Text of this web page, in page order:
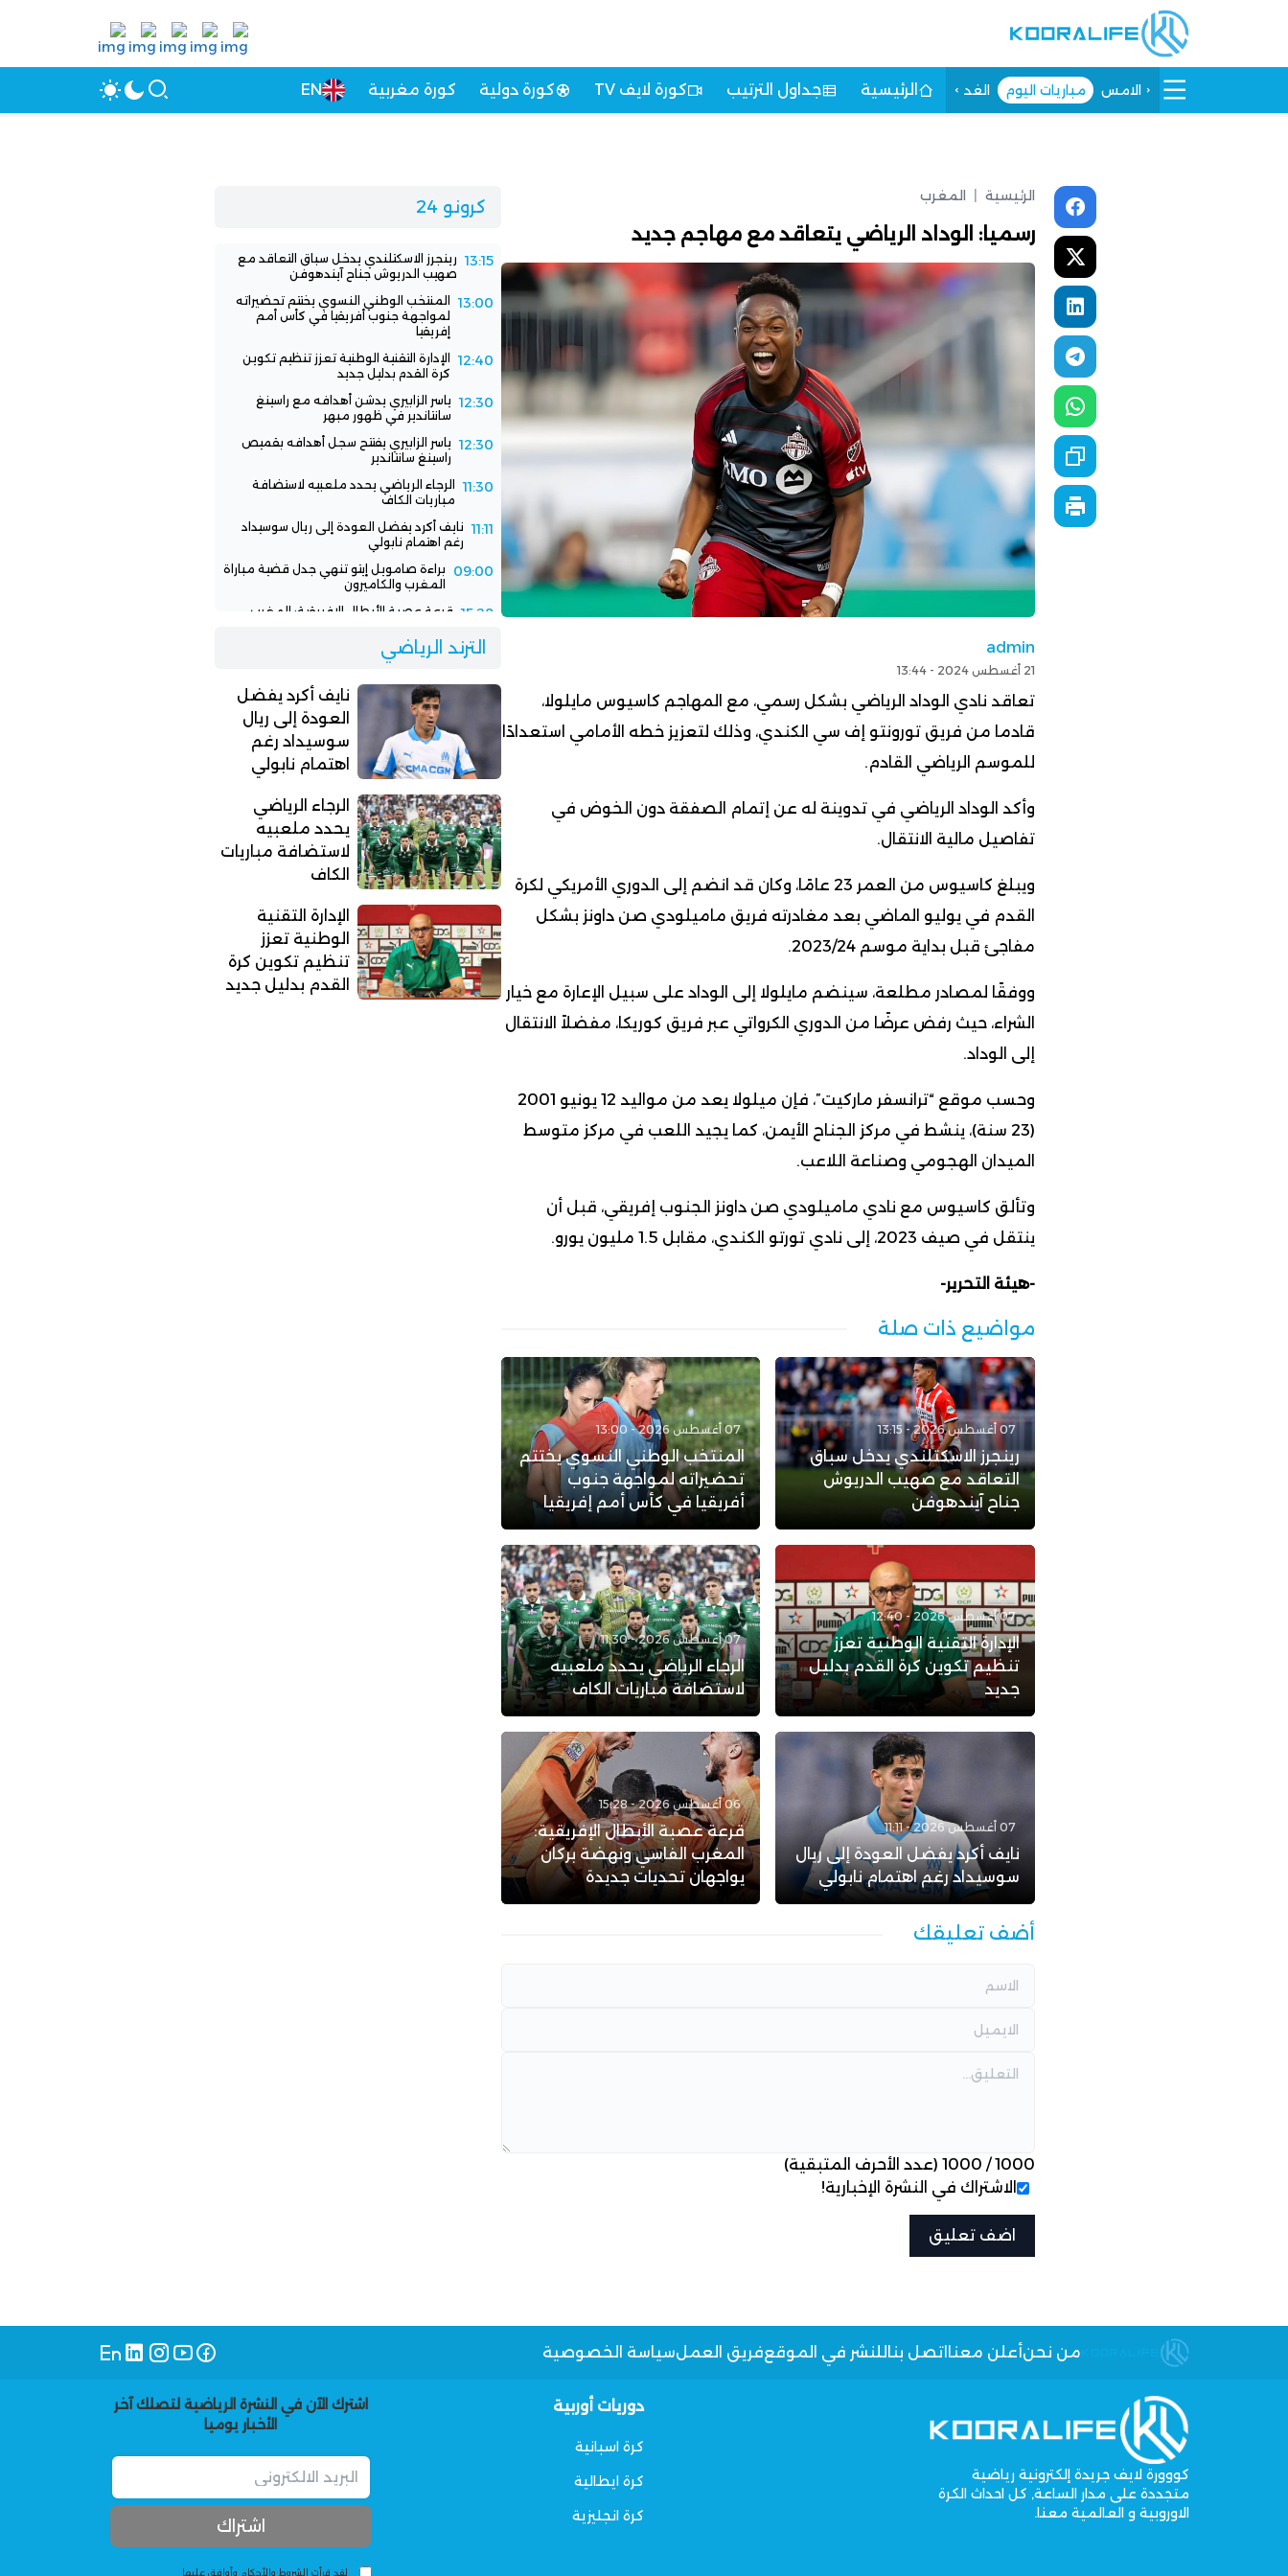
الامس مباريات اليوم الغد الرئيسية جداول الترتيب كورة لايف TV كورة دولية كورة مغربية EN
الرئيسية المغرب
رسميا: الوداد الرياضي يتعاقد مع مهاجم جديد
admin
21 أغسطس 2024 - 13:44
تعاقد نادي الوداد الرياضي بشكل رسمي، مع المهاجم كاسيوس مايلولا،
قادما من فريق تورونتو إف سي الكندي، وذلك لتعزيز خطه الأمامي استعدادًا
للموسم الرياضي القادم.
وأكد الوداد الرياضي في تدوينة له عن إتمام الصفقة دون الخوض في
تفاصيل مالية الانتقال.
ويبلغ كاسيوس من العمر 23 عامًا، وكان قد انضم إلى الدوري الأمريكي لكرة
القدم في يوليو الماضي بعد مغادرته فريق ماميلودي صن داونز بشكل
مفاجئ قبل بداية موسم 2023/24.
ووفقًا لمصادر مطلعة، سينضم مايلولا إلى الوداد على سبيل الإعارة مع خيار
الشراء، حيث رفض عرضًا من الدوري الكرواتي عبر فريق كوريكا، مفضلاً الانتقال
إلى الوداد.
وحسب موقع “ترانسفر ماركيت”، فإن ميلولا يعد من مواليد 12 يونيو 2001
(23 سنة)، ينشط في مركز الجناح الأيمن، كما يجيد اللعب في مركز متوسط
الميدان الهجومي وصناعة اللاعب.
وتألق كاسيوس مع نادي ماميلودي صن داونز الجنوب إفريقي، قبل أن
ينتقل في صيف 2023، إلى نادي تورتو الكندي، مقابل 1.5 مليون يورو.
-هيئة التحرير-
مواضيع ذات صلة
07 أغسطس 2026 - 13:15
رينجرز الاسكتلندي يدخل سباق
التعاقد مع صهيب الدريوش
جناح آيندهوفن
07 أغسطس 2026 - 13:00
المنتخب الوطني النسوي يختتم
تحضيراته لمواجهة جنوب
أفريقيا في كأس أمم إفريقيا
07 أغسطس 2026 - 12:40
الإدارة التقنية الوطنية تعزز
تنظيم تكوين كرة القدم بدليل
جديد
07 أغسطس 2026 - 11:30
الرجاء الرياضي يحدد ملعبيه
لاستضافة مباريات الكاف
07 أغسطس 2026 - 11:11
نايف أكرد يفضل العودة إلى ريال
سوسيداد رغم اهتمام نابولي
06 أغسطس 2026 - 15:28
قرعة عصبة الأبطال الإفريقية:
المغرب الفاسي ونهضة بركان
يواجهان تحديات جديدة
أضف تعليقك
1000
/
1000 (عدد الأحرف المتبقية)
الاشتراك في النشرة الإخبارية!
كرونو 24
13:15 رينجرز الاسكتلندي يدخل سباق التعاقد مع
صهيب الدريوش جناح آيندهوفن
13:00
المنتخب الوطني النسوي يختتم تحضيراته
لمواجهة جنوب أفريقيا في كأس أمم
إفريقيا
12:40
الإدارة التقنية الوطنية تعزز تنظيم تكوين
كرة القدم بدليل جديد
12:30 ياسر الزابيري يدشن أهدافه مع راسينغ
سانتاندير في ظهور مبهر
12:30 ياسر الزابيري يفتتح سجل أهدافه بقميص
راسينغ سانتاندير
11:30
الرجاء الرياضي يحدد ملعبيه لاستضافة
مباريات الكاف
11:11 نايف أكرد يفضل العودة إلى ريال سوسيداد
رغم اهتمام نابولي
09:00
براءة صامويل إيتو تنهي جدل قضية مباراة
المغرب والكاميرون
15:28 قرعة عصبة الأبطال الإفريقية: المغرب
جديدة
برسالة مؤثرة وينضم للأهلي المصري
الترند الرياضي
نايف أكرد يفضل
العودة إلى ريال
سوسيداد رغم
اهتمام نابولي
الرجاء الرياضي
يحدد ملعبيه
لاستضافة مباريات
الكاف
الإدارة التقنية
الوطنية تعزز
تنظيم تكوين كرة
القدم بدليل جديد
من نحنأعلن معنا اتصل بنا للنشر في الموقعفريق العملسياسة الخصوصية
كووورة لايف جريدة إلكترونية رياضية
متجددة على مدار الساعة, كل احداث الكرة
الاوروبية و العالمية معنا.
دوريات أوربية
كرة اسبانية
كرة ايطالية
كرة انجليزية
اشترك الآن في النشرة الرياضية لتصلك آخر
الأخبار يوميا
لقد قرأت الشروط والأحكام وأوافق عليها